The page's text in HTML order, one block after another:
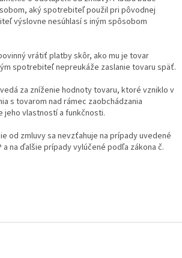
aký spotrebiteľ použil pri pôvodnej
výslovne nesúhlasí s iným spôsobom
vrátiť platby skôr, ako mu je tovar
spotrebiteľ nepreukáže zaslanie tovaru späť.
za zníženie hodnoty tovaru, ktoré vzniklo v
s tovarom nad rámec zaobchádzania
jeho vlastností a funkčnosti.
od zmluvy sa nevzťahuje na prípady uvedené
a na ďalšie prípady vylúčené podľa zákona č.